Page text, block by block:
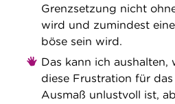
Grenzsetzung nicht
wird und zumindest
böse sein wird.
Das kann ich aushalten,
diese Frustration für
Ausmaß unlustvoll ist,